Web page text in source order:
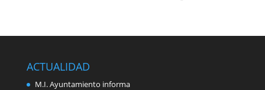
ACTUALIDAD
M.I. Ayuntamiento informa